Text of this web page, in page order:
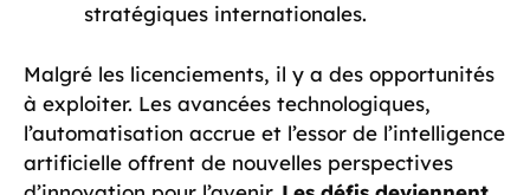
stratégiques internationales.
Malgré les licenciements, il y a des opportunités
à exploiter. Les avancées technologiques,
l’automatisation accrue et l’essor de l’intelligence
artificielle offrent de nouvelles perspectives